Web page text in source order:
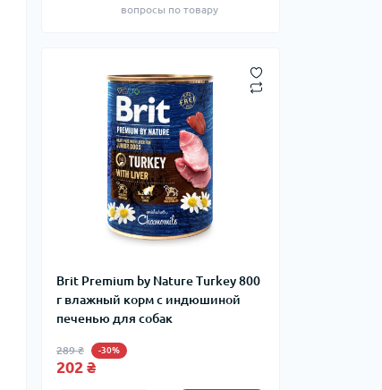
вопросы по товару
Brit Premium by Nature Turkey 800
г влажный корм с индюшиной
печенью для собак
289 ₴ -30%
202 ₴